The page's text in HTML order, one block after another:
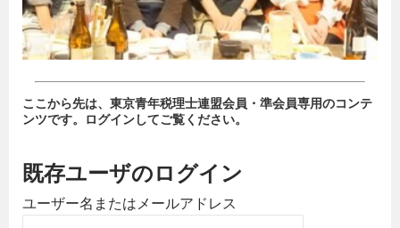
ここから先は、東京青年税理士連盟会員・準会員専用のコンテ
ンツです。ログインしてご覧ください。
既存ユーザのログイン
ユーザー名またはメールアドレス